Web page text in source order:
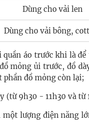
Dùng cho vải len
Dùng cho vải bông,
áo trước khi là
mỏng ủi trước, đồ
phần đồ mỏng còn lại;
(từ 9h30 - 11h30 và
lượng điện năng